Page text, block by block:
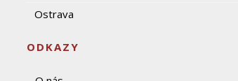
Ostrava
ODKAZY